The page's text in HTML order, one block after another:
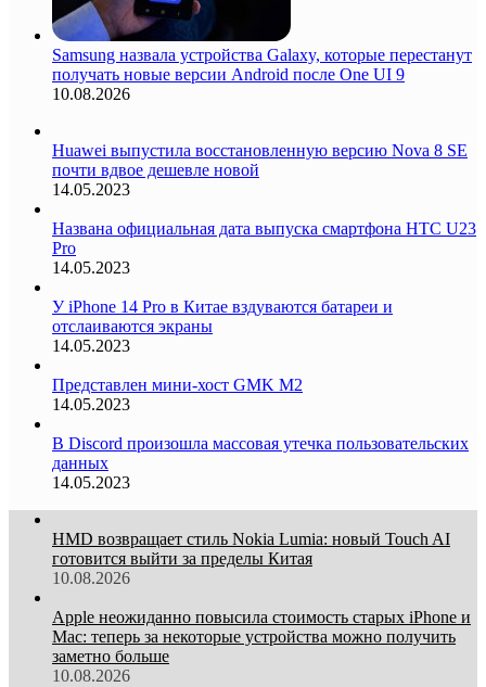
Samsung назвала устройства Galaxy, которые перестанут
получать новые версии Android после One UI 9
10.08.2026
Huawei выпустила восстановленную версию Nova 8 SE
почти вдвое дешевле новой
14.05.2023
Названа официальная дата выпуска смартфона HTC U23
Pro
14.05.2023
У iPhone 14 Pro в Китае вздуваются батареи и
отслаиваются экраны
14.05.2023
Представлен мини-хост GMK M2
14.05.2023
В Discord произошла массовая утечка пользовательских
данных
14.05.2023
HMD возвращает стиль Nokia Lumia: новый Touch AI
готовится выйти за пределы Китая
10.08.2026
Apple неожиданно повысила стоимость старых iPhone и
Mac: теперь за некоторые устройства можно получить
заметно больше
10.08.2026